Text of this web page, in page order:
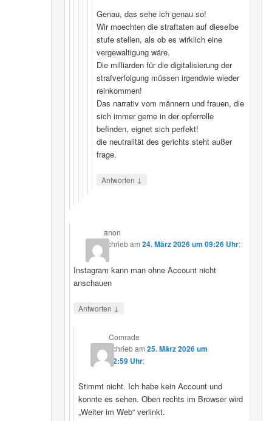
Genau, das sehe ich genau so!
Wir moechten die straftaten auf dieselbe
stufe stellen, als ob es wirklich eine
vergewaltigung wäre.
Die milliarden für die digitalisierung der
strafverfolgung müssen irgendwie wieder
reinkommen!
Das narrativ vom männern und frauen, die
sich immer gerne in der opferrolle
befinden, eignet sich perfekt!
die neutralität des gerichts steht außer
frage.
Antworten ↓
anon
schriebam24. März 2026 um 09:26 Uhr:
Instagram kann man ohne Account nicht
anschauen
Antworten ↓
Comrade
schriebam 25. März 2026 um
12:59 Uhr:
Stimmt nicht. Ich habe kein Account und
konnte es sehen. Oben rechts im Browser wird
„Weiter im Web“ verlinkt.